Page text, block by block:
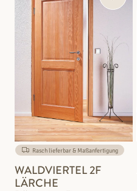
Rasch lieferbar & Maßanfertigung
WALDVIERTEL 2F
LÄRCHE